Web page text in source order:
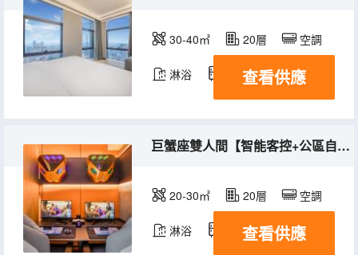
30-40㎡ 20層 空調
淋浴 冰箱查看供應
巨蟹座雙人間【智能客控+公區自助洗衣機+網吧特權】
20-30㎡ 20層 空調
淋浴 冰箱查看供應